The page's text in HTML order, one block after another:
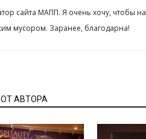
сайта МАПП. Я очень хочу, чтобы
мусором. Заранее, благодарна!
АВТОРА